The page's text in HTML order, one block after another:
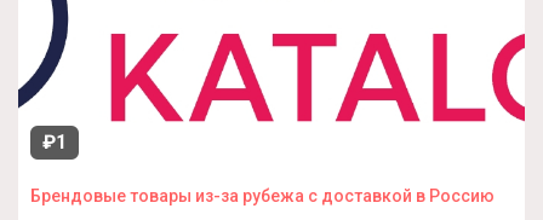
₽1
Брендовые товары из-за рубежа с доставкой в Россию